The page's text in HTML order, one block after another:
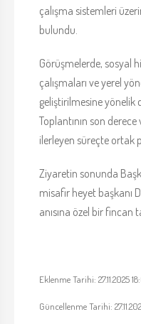
çalışma sistemleri
bulundu.
Görüşmelerde, sosyal
çalışmaları ve yerel
geliştirilmesine yönelik
Toplantının son
ilerleyen süreçte ortak
Ziyaretin sonunda
misafir heyet başkanı
anısına özel bir fincan
Eklenme Tarihi: 27.11.2025
Güncellenme Tarihi: